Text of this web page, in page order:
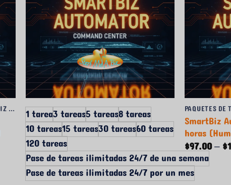
PAQUETES DE TAREAS Y PASES DE SMARTBIZ AUTOMATOR 1 tarea3 tareas5 tareas8 tareas
10 tareas15 tareas30 tareas60 tareas
120 tareas
Pase de tareas ilimitadas 24/7 de una semana
Pase de tareas ilimitadas 24/7 por un mes
SmartBiz
horas
$97.00–$